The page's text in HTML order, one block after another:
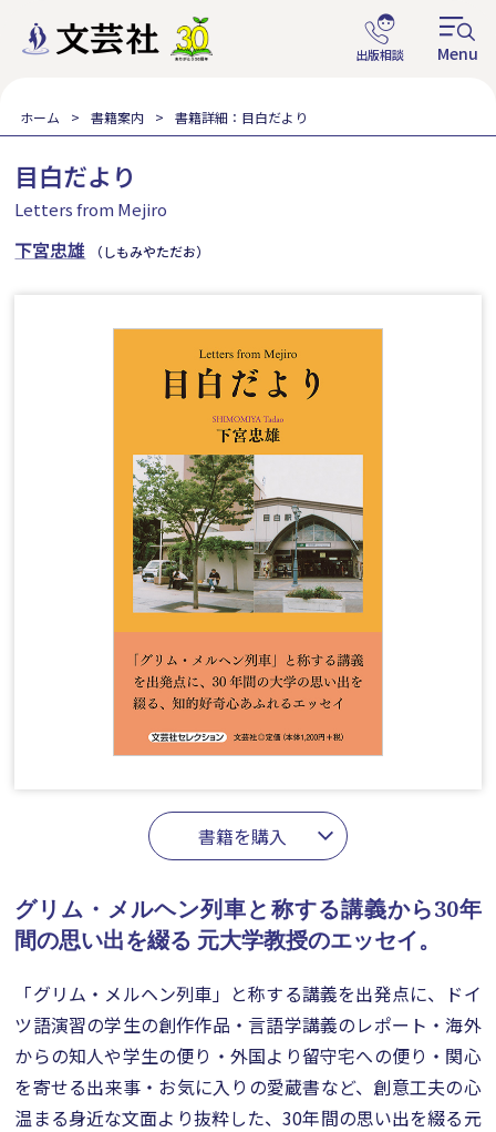
ホーム 書籍案内 書籍詳細：目白だより
目白だより
Letters from Mejiro
下宮忠雄 （しもみやただお）
書籍を購入
グリム・メルヘン列車と称する講義から30年
間の思い出を綴る 元大学教授のエッセイ。
「グリム・メルヘン列車」と称する講義を出発点に、ドイ
ツ語演習の学生の創作作品・言語学講義のレポート・海外
からの知人や学生の便り・外国より留守宅への便り・関心
を寄せる出来事・お気に入りの愛蔵書など、創意工夫の心
温まる身近な文面より抜粋した、30年間の思い出を綴る元